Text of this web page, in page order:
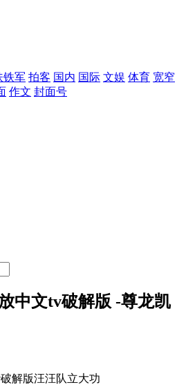
铁军 拍客 国内 国际 文娱 体育 宽窄
作文 封面号
中文tv破解版 -尊龙凯
解版汪汪队立大功